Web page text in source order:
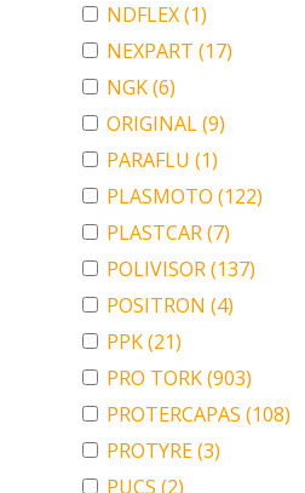
NDFLEX(1)
NEXPART (17)
NGK(6)
ORIGINAL(9)
PARAFLU (1)
PLASMOTO (122)
PLASTCAR(7)
POLIVISOR(137)
POSITRON (4)
PPK(21)
PRO TORK(903)
PROTERCAPAS (108)
PROTYRE(3)
PUCS (2)